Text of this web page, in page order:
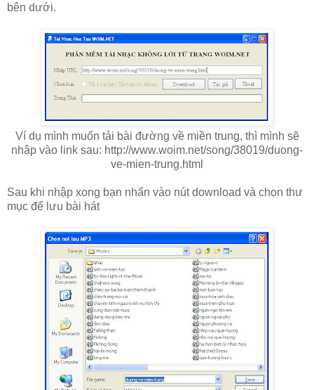
bên dưới.
Ví dụ mình muốn tải bài đường về miền trung, thì mình sẽ
nhập vào link sau: http://www.woim.net/song/38019/duong-
ve-mien-trung.html
Sau khi nhập xong bạn nhấn vào nút download và chọn thư
mục để lưu bài hát